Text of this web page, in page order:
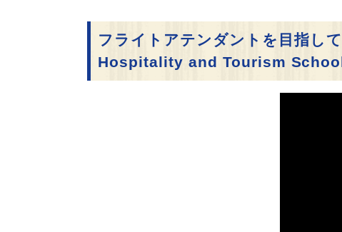
フライトアテンダントを目指し
Hospitality and Tourism